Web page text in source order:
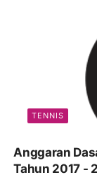
TENNIS
Anggaran
Tahun 2017 -